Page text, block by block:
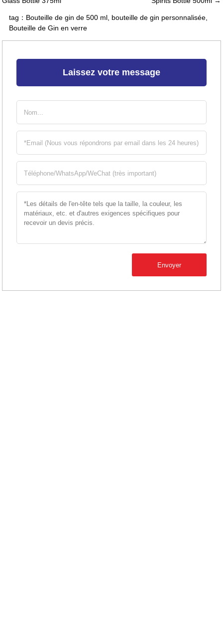
tag： Bouteille de gin de 500 ml, bouteille de gin personnalisée,
Bouteille de Gin en verre
Laissez votre message
Envoyer